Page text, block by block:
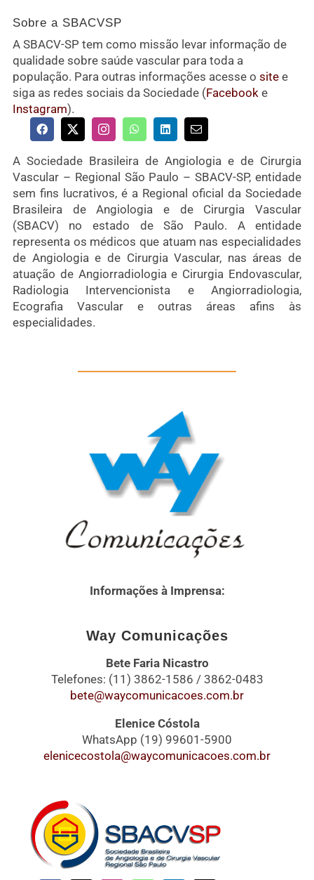
Sobre a SBACVSP
A SBACV-SP tem como missão levar informação de
qualidade sobre saúde vascular para toda a
população. Para outras informações acesse o sitee
siga as redes sociais da Sociedade (Facebooke
Instagram).
A Sociedade Brasileira de Angiologia e de Cirurgia
Vascular – Regional São Paulo – SBACV-SP, entidade
sem fins lucrativos, é a Regional oficial da Sociedade
Brasileira de Angiologia e de Cirurgia Vascular
(SBACV) no estado de São Paulo. A entidade
representa os médicos que atuam nas especialidades
de Angiologia e de Cirurgia Vascular, nas áreas de
atuação de Angiorradiologia e Cirurgia Endovascular,
Radiologia Intervencionista e Angiorradiologia,
Ecografia Vascular e outras áreas afins às
especialidades.
Informações à Imprensa:
Way Comunicações
Bete Faria Nicastro
Telefones: (11) 3862-1586 / 3862-0483
bete@waycomunicacoes.com.br
Elenice Cóstola
WhatsApp (19) 99601-5900
elenicecostola@waycomunicacoes.com.br